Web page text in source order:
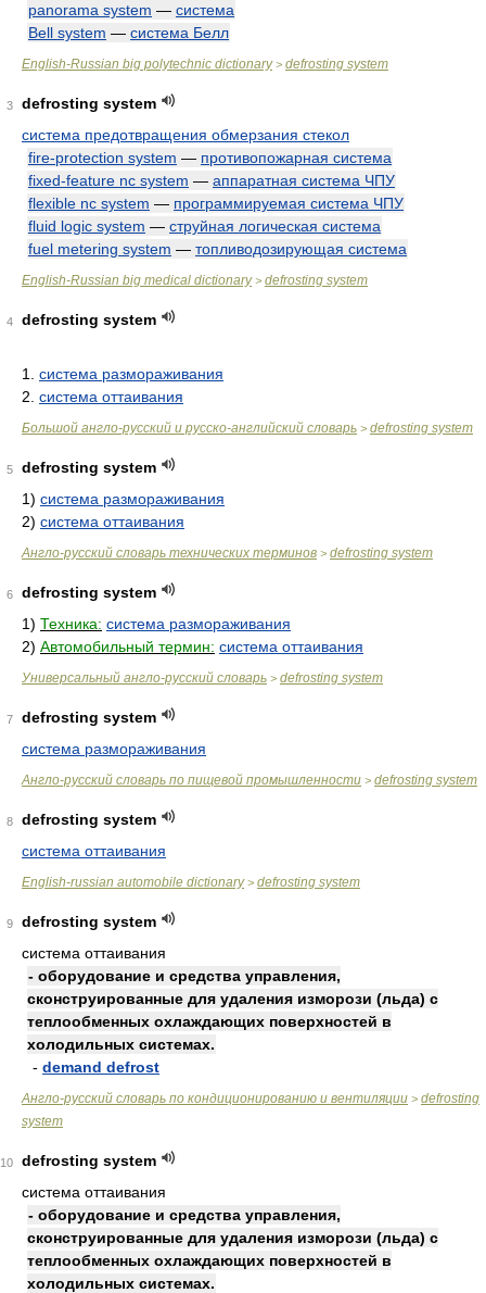
panorama system — система
Bell system — система Белл
English-Russian big polytechnic dictionary> defrosting system
3
defrosting system
система предотвращения обмерзания стекол
fire-protection system — противопожарная система
fixed-feature nc system — аппаратная система ЧПУ
flexible nc system — программируемая система ЧПУ
fluid logic system — струйная логическая система
fuel metering system — топливодозирующая система
English-Russian big medical dictionary> defrosting system
4 defrosting system
1. система размораживания
2. система оттаивания
Большой англо-русский и русско-английский словарь > defrosting system
5
defrosting system
1) система размораживания
2) система оттаивания
Англо-русский словарь технических терминов > defrosting system
6
defrosting system
1) Техника: система размораживания
2) Автомобильный термин: система оттаивания
Универсальный англо-русский словарь > defrosting system
7
defrosting system
система размораживания
Англо-русский словарь по пищевой промышленности > defrosting system
8
defrosting system
система оттаивания
English-russian automobile dictionary> defrosting system
9
defrosting system
система оттаивания
- оборудование и средства управления,
сконструированные для удаления изморози (льда) с
теплообменных охлаждающих поверхностей в
холодильных системах.
- demand defrost
Англо-русский словарь по кондиционированию и вентиляции > defrosting
system
10
defrosting system
система оттаивания
- оборудование и средства управления,
сконструированные для удаления изморози (льда) с
теплообменных охлаждающих поверхностей в
холодильных системах.